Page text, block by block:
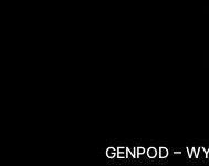
GENPOD –